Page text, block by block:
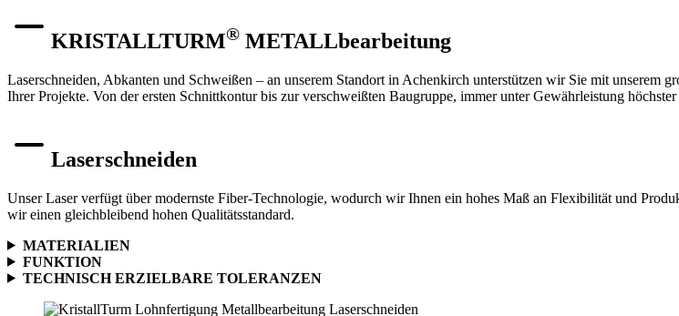
KRISTALLTURM® METALLbearbeitung
Laserschneiden, Abkanten und Schweißen – an unserem Standort in Achenkirch unterstützen wir Sie mit unserem
Ihrer Projekte. Von der ersten Schnittkontur bis zur verschweißten Baugruppe, immer unter Gewährleistung
Laserschneiden
Unser Laser verfügt über modernste Fiber-Technologie, wodurch wir Ihnen ein hohes Maß an Flexibilität und
wir einen gleichbleibend hohen Qualitätsstandard.
MATERIALIEN
FUNKTION
TECHNISCH ERZIELBARE TOLERANZEN